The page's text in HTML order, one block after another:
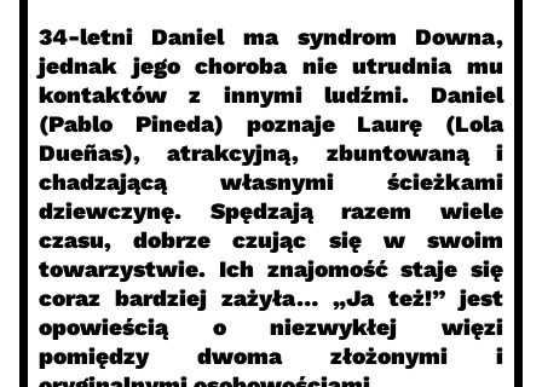
34-letni Daniel ma syndrom Downa,
jednak jego choroba nie utrudnia mu
kontaktów z innymi ludźmi. Daniel
(Pablo Pineda) poznaje Laurę (Lola
Dueñas), atrakcyjną, zbuntowaną i
chadzającą własnymi ścieżkami
dziewczynę. Spędzają razem wiele
czasu, dobrze czując się w swoim
towarzystwie. Ich znajomość staje się
coraz bardziej zażyła… „Ja też!” jest
opowieścią o niezwykłej więzi
pomiędzy dwoma złożonymi i